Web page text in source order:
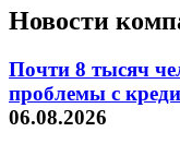
Новости
Почти 8 тысяч
проблемы с
06.08.2026